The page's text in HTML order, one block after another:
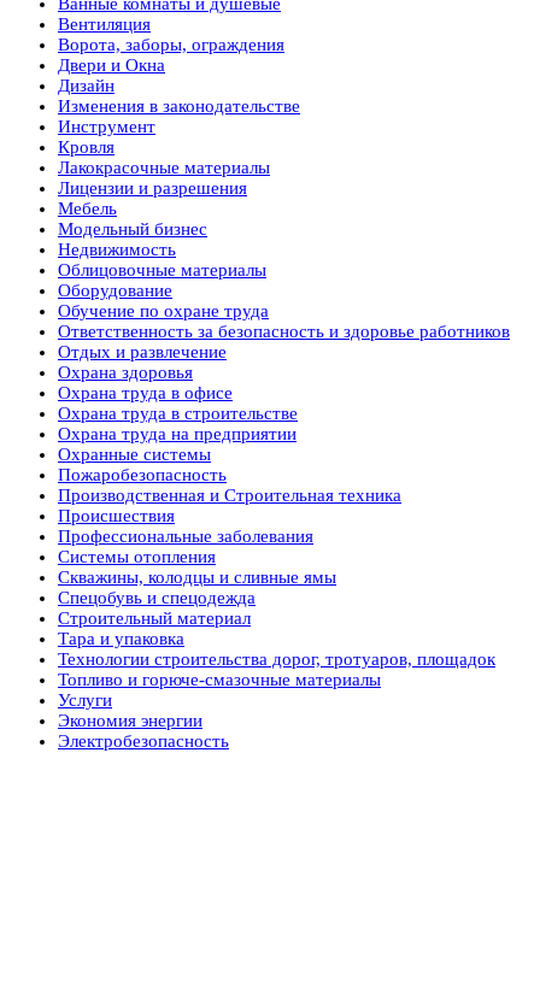
Ванные комнаты и душевые
Вентиляция
Ворота, заборы, ограждения
Двери и Окна
Дизайн
Изменения в законодательстве
Инструмент
Кровля
Лакокрасочные материалы
Лицензии и разрешения
Мебель
Модельный бизнес
Недвижимость
Облицовочные материалы
Оборудование
Обучение по охране труда
Ответственность за безопасность и здоровье работников
Отдых и развлечение
Охрана здоровья
Охрана труда в офисе
Охрана труда в строительстве
Охрана труда на предприятии
Охранные системы
Пожаробезопасность
Производственная и Строительная техника
Происшествия
Профессиональные заболевания
Системы отопления
Скважины, колодцы и сливные ямы
Спецобувь и спецодежда
Строительный материал
Тара и упаковка
Технологии строительства дорог, тротуаров, площадок
Топливо и горюче-смазочные материалы
Услуги
Экономия энергии
Электробезопасность